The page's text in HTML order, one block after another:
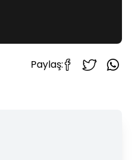
Paylaş: